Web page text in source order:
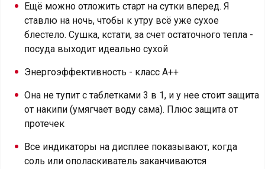
Ещё можно отложить старт на сутки вперед. Я
ставлю на ночь, чтобы к утру всё уже сухое
блестело. Сушка, кстати, за счет остаточного тепла -
посуда выходит идеально сухой
Энергоэффективность - класс А++
Она не тупит с таблетками 3 в 1, и у нее стоит защита
от накипи (умягчает воду сама). Плюс защита от
протечек
Все индикаторы на дисплее показывают, когда
соль или ополаскиватель заканчиваются